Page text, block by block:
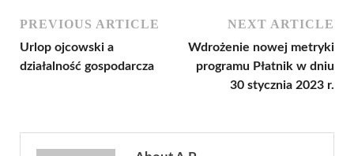
PREVIOUS ARTICLE
Urlop ojcowski a
działalność gospodarcza
NEXT ARTICLE
Wdrożenie nowej metryki
programu Płatnik w dniu
30 stycznia 2023 r.